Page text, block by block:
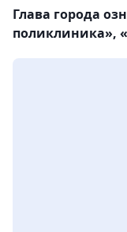
Глава города
поликлиника»,